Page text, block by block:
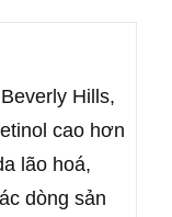
Hills,
cao hơn
lão hoá,
dòng sản